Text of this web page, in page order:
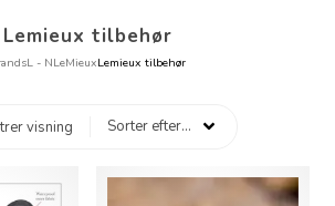
Lemieux tilbehør
L - NLeMieuxLemieux tilbehør
visning